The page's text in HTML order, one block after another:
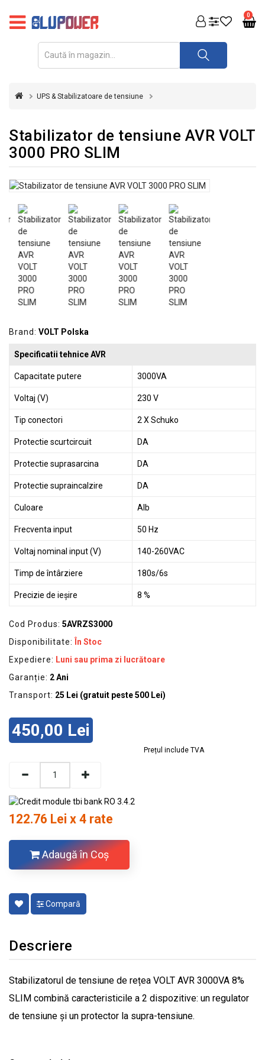
0
FOTOVOLTAICE
REDRESOARE
INVERTOARE
&
TENSIUNE
CASA
GRADINA
SCULE
ECHIPAMENTE
DE
FOTOVOLTAICE
UPS & Stabilizatoare de tensiune
Stabilizator de tensiune AVR VOLT
3000 PRO SLIM
Brand: VOLT Polska
Specificatii tehnice AVR
Capacitate putere 3000VA
Voltaj (V) 230 V
Tip conectori 2 X Schuko
Protectie scurtcircuit DA
Protectie suprasarcina DA
Protectie supraincalzire DA
Culoare Alb
Frecventa input 50 Hz
Voltaj nominal input (V) 140-260VAC
Timp de întârziere 180s/6s
Precizie de ieșire 8 %
Cod Produs: 5AVRZS3000
Disponibilitate:
În Stoc
Expediere: Luni sau prima zi lucrătoare
Garanție: 2 Ani
Transport: 25 Lei (gratuit peste 500 Lei)
450,00 Lei
Prețul include TVA
122.76 Lei x 4 rate
Adaugă în Coş
Compară
Descriere
Stabilizatorul de tensiune de rețea VOLT AVR 3000VA 8%
SLIM combină caracteristicile a 2 dispozitive: un regulator
de tensiune și un protector la supra-tensiune.